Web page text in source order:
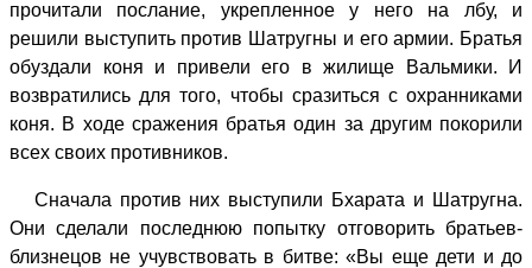
прочитали послание, укрепленное у него на лбу, и
решили выступить против Шатругны и его армии. Братья
обуздали коня и привели его в жилище Вальмики. И
возвратились для того, чтобы сразиться с охранниками
коня. В ходе сражения братья один за другим покорили
всех своих противников.
Сначала против них выступили Бхарата и Шатругна.
Они сделали последнюю попытку отговорить братьев-
близнецов не учувствовать в битве: «Вы еще дети и до